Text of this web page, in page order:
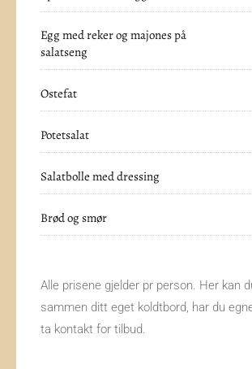
Egg med reker og majones på
salatseng
Ostefat
Potetsalat
Salatbolle med dressing
Brød og smør
Alle prisene gjelder pr person. Her kan
sammen ditt eget koldtbord, har du
ta kontakt for tilbud.